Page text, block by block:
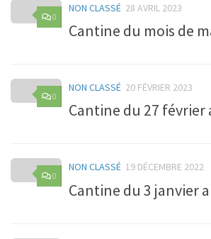
0
NON CLASSÉ 28 AVRIL 2023
Cantine du mois de
0
NON CLASSÉ 20 FÉVRIER 2023
Cantine du 27 février
0
NON CLASSÉ 19 DÉCEMBRE 2022
Cantine du 3 janvier